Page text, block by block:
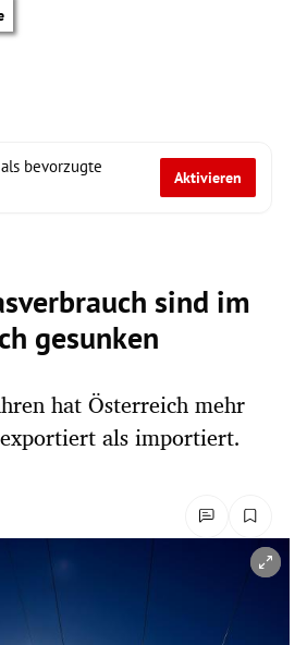
bevorzugte
Aktivieren
sind im
gesunken
hat Österreich mehr
als importiert.
schließen